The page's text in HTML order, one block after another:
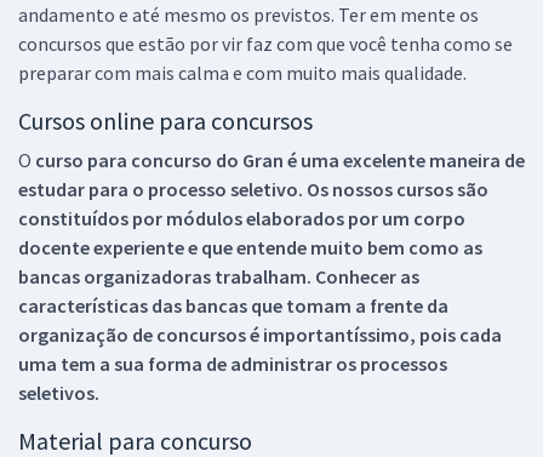
andamento e até mesmo os previstos. Ter em mente os
concursos que estão por vir faz com que você tenha como se
preparar com mais calma e com muito mais qualidade.
Cursos online para concursos
O curso para concurso do Gran é uma excelente maneira de
estudar para o processo seletivo. Os nossos cursos são
constituídos por módulos elaborados por um corpo
docente experiente e que entende muito bem como as
bancas organizadoras trabalham. Conhecer as
características das bancas que tomam a frente da
organização de concursos é importantíssimo, pois cada
uma tem a sua forma de administrar os processos
seletivos.
Material para concurso